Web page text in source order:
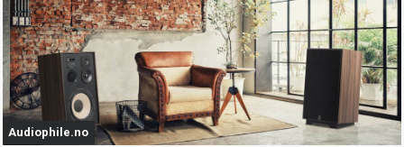
Audiophile.no